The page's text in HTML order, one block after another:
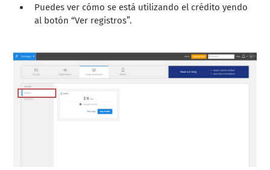
Puedes ver cómo se está utilizando el crédito yendo
al botón “Ver registros”.